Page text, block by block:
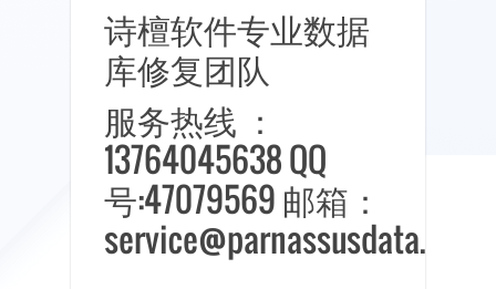
诗檀软件专业数据
库修复团队
服务热线 ：
13764045638 QQ
号:47079569 邮箱：
service@parnassusdata.com